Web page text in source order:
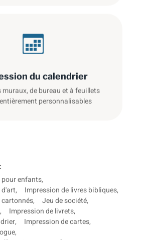
du calendrier
muraux, de bureau et à feuillets
personnalisables
pour enfants,
, Impression de livres bibliques,
cartonnés, Jeu de société,
, Impression de livrets,
, Impression de cartes,
,